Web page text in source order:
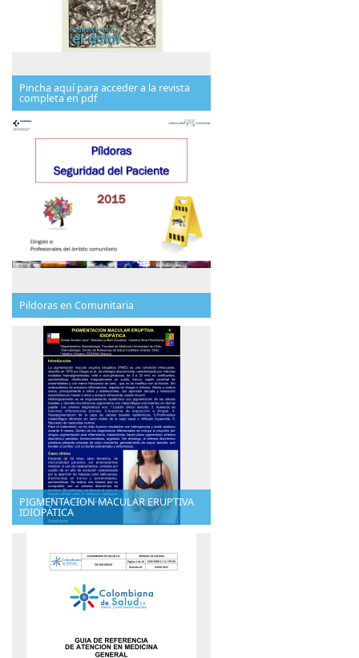
Pincha aquí para acceder a la revista
completa en pdf
Pildoras en Comunitaria
PIGMENTACION MACULAR ERUPTIVA
IDIOPÁTICA